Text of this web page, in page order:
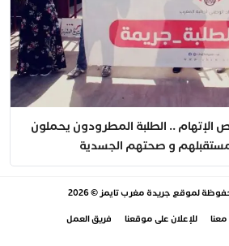
.. الطلبة المطرودون يحملون
و صحتهم الجسدية
لموقع جريدة مغرب تايمز © 2026
للإعلان على موقعنا فريق العمل